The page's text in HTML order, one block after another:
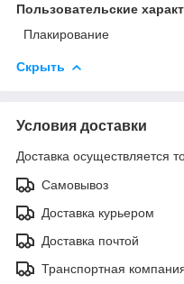
Пользовательские
Плакирование
Скрыть
Условия доставки
Доставка осуществляется
Самовывоз
Доставка курьером
Доставка почтой
Транспортная